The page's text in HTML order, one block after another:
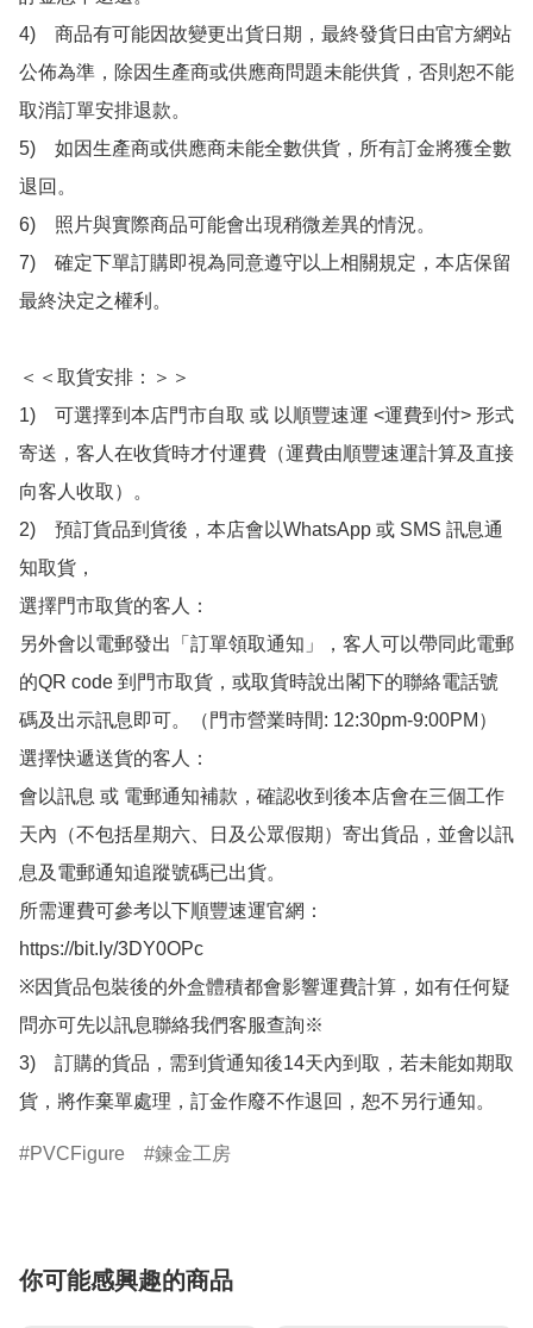
4)　商品有可能因故變更出貨日期，最終發貨日由官方網站
公佈為準，除因生產商或供應商問題未能供貨，否則恕不能
取消訂單安排退款。
5)　如因生產商或供應商未能全數供貨，所有訂金將獲全數
退回。
6)　照片與實際商品可能會出現稍微差異的情況。
7)　確定下單訂購即視為同意遵守以上相關規定，本店保留
最終決定之權利。
＜＜取貨安排：＞＞
1)　可選擇到本店門市自取 或 以順豐速運 <運費到付> 形式
寄送，客人在收貨時才付運費（運費由順豐速運計算及直接
向客人收取）。
2)　預訂貨品到貨後，本店會以WhatsApp 或 SMS 訊息通
知取貨，
選擇門市取貨的客人：
另外會以電郵發出「訂單領取通知」，客人可以帶同此電郵
的QR code 到門市取貨，或取貨時說出閣下的聯絡電話號
碼及出示訊息即可。（門市營業時間: 12:30pm-9:00PM）
選擇快遞送貨的客人：
會以訊息 或 電郵通知補款，確認收到後本店會在三個工作
天內（不包括星期六、日及公眾假期）寄出貨品，並會以訊
息及電郵通知追蹤號碼已出貨。
所需運費可參考以下順豐速運官網：
https://bit.ly/3DY0OPc
※因貨品包裝後的外盒體積都會影響運費計算，如有任何疑
問亦可先以訊息聯絡我們客服查詢※
3)　訂購的貨品，需到貨通知後14天內到取，若未能如期取
貨，將作棄單處理，訂金作廢不作退回，恕不另行通知。
PVCFigure 鍊金工房
你可能感興趣的商品